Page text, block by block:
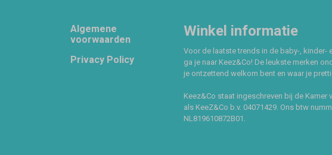
Footer
Algemene
voorwaarden
Privacy Policy
Winkel informatie
Voor de laatste trends in de baby-, kinder-
ga je naar Keez&Co! De leukste merken
je ontzettend welkom bent en waar je
Keez&Co staat ingeschreven bij de Kamer
als KeeZ&Co b.v. 04071429. Ons btw
NL819610872B01.